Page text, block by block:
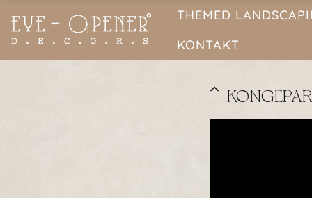
THEMED
KONTAKT